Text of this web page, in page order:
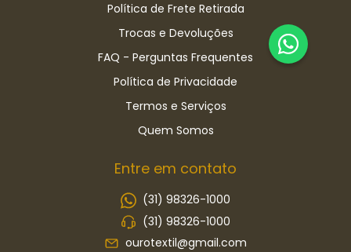
Política de Frete Retirada
Trocas e Devoluções
FAQ - Perguntas Frequentes
Política de Privacidade
Termos e Serviços
Quem Somos
Entre em contato
(31) 98326-1000
(31) 98326-1000
ourotextil@gmail.com